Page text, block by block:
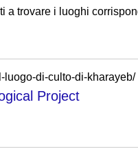
a trovare i luoghi
luogo-di-culto-di-kharayeb/
Project